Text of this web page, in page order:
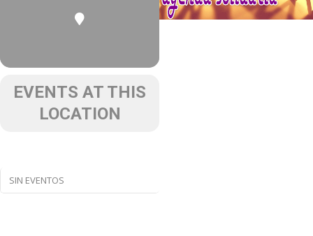
EVENTS AT THIS
LOCATION
SIN EVENTOS